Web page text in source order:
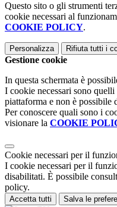
Questo sito o gli strumenti
cookie necessari al
COOKIE POLICY.
Personalizza Rifiuta tutti i
Gestione cookie
In questa schermata è
I cookie necessari sono
piattaforma e non è possibile
Per conoscere quali sono i
visionare la COOKIE
Cookie necessari per il
I cookie necessari per il
disabilitati. È possibile
policy.
Accetta tutti Salva le